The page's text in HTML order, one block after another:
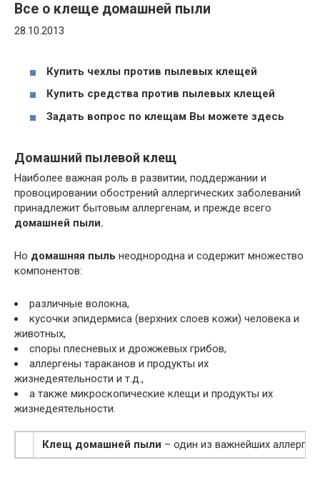
Все о клеще домашней пыли
28.10.2013
Купить чехлы против пылевых клещей
Купить средства против пылевых клещей
Задать вопрос по клещам Вы можете здесь
Домашний пылевой клещ
Наиболее важная роль в развитии, поддержании и
провоцировании обострений аллергических заболеваний
принадлежит бытовым аллергенам, и прежде всего
домашней пыли.
Но домашняя пыль неоднородна и содержит множество
компонентов:
различные волокна,
кусочки эпидермиса (верхних слоев кожи) человека и
животных,
споры плесневых и дрожжевых грибов,
аллергены тараканов и продукты их
жизнедеятельности и т.д.,
а также микроскопические клещи и продукты их
жизнедеятельности.
Клещ домашней пыли – один из важнейших